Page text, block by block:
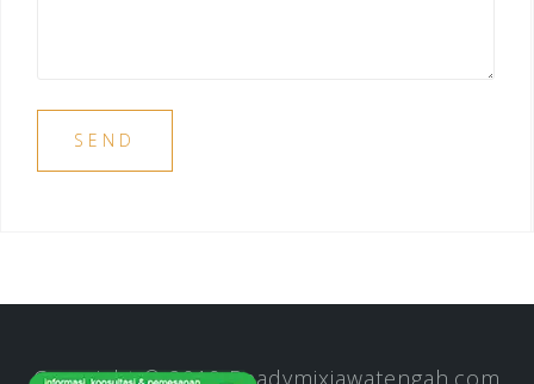
Copyright © 2019Readymixjawatengah.com